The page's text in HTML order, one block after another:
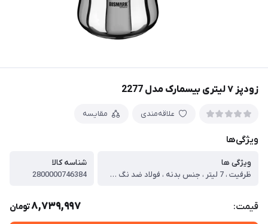
زودپز ۷ لیتری بیسمارک مدل 2277
علاقه‌مندی مقایسه
ویژگی‌ها
ویژگی ها
ظرفیت ، 7 لیتر ، جنس بدنه ، فولاد ضد نگ 18/10 ، ایمنی ، گیره فوری و ایمنی ، ویژگی ، -نشانگر فشار منحصر به فرد ، -دسته بادوام
شناسه کالا
2800000746384
قیمت: 8,739,997تومان